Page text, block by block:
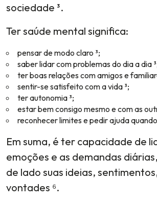
sociedade ³.
Ter saúde mental significa:
pensar de modo claro ³;
saber lidar com problemas do dia a dia
ter boas relações com amigos e
sentir-se satisfeito com a vida ³;
ter autonomia ³;
estar bem consigo mesmo e com as
reconhecer limites e pedir ajuda
Em suma, é ter capacidade de
emoções e as demandas
de lado suas ideias,
vontades ⁶.